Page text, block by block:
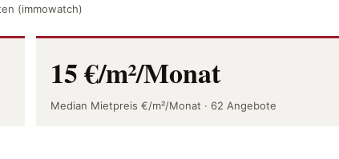
(immowatch)
15 €/m²/Monat
Median Mietpreis €/m²/Monat · 62 Angebote